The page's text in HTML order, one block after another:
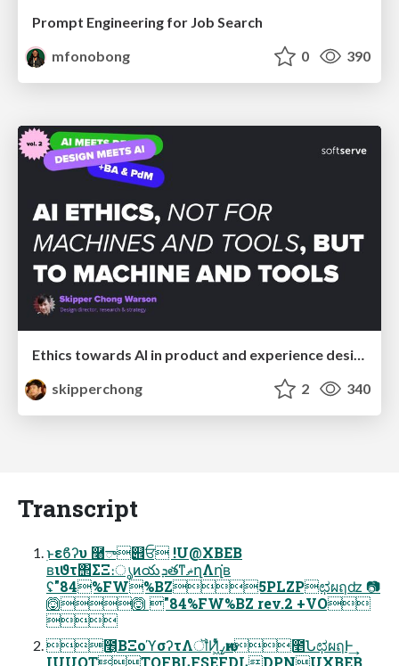
Prompt Engineering for Job Search
mfonobong
0 390
skipperchong
2 340
Transcript
࣭ͱεϐʔυ ࿨ా୎ਓ !U@XBEB
ʙιϑτ΢ΣΞ։ൃͷయܕతͳޡղΛղ͘ʙ
ʢ"84%FW%BZ5PLZPಛผฤʣ 📷
🙆🙆 "84%FW%BZ rev.2 +VO

೥͔ΒΞοϓσʔτΛॏͶ͖ͯͨߨԋͷ೥ՆಛผฤͰ͢
IUUQTTQFBLFSEFDLDPNUXBEB